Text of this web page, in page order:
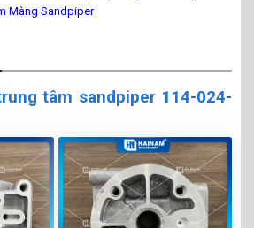
Màng Sandpiper
tâm sandpiper 114-024-